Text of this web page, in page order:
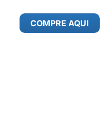
COMPRE AQUI